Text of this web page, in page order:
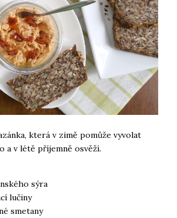
která v zimě pomůže vyvolat
a v létě příjemně osvěží.
sýra
lučiny
smetany